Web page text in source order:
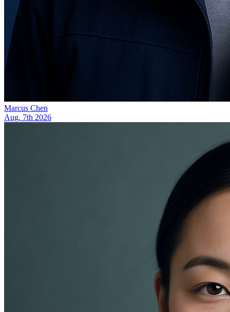
Marcus Chen
Aug. 7th 2026